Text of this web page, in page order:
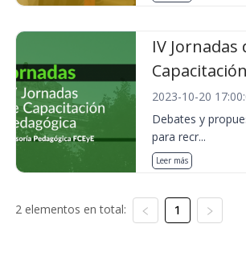
IV Jornadas
2023-10-20
Debates y
para recr...
Leer más
2 elementos en total: 1